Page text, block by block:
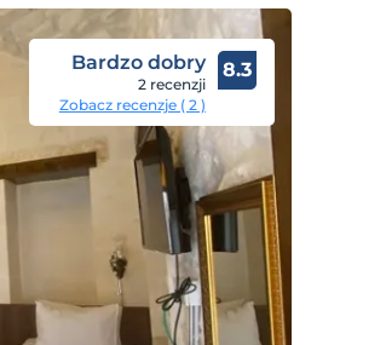
Bardzo dobry
2 recenzji
Zobacz recenzje ( 2 )
8.3